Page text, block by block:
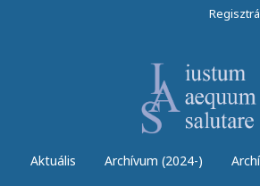
Aktuális Archívum (2024-)